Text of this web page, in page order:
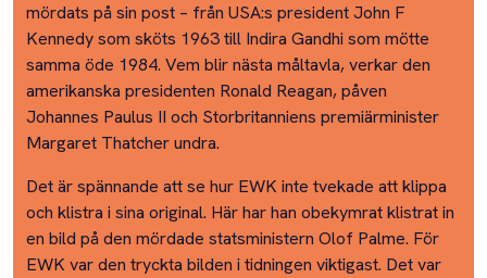
mördats på sin post – från USA:s president John F
Kennedy som sköts 1963 till Indira Gandhi som mötte
samma öde 1984. Vem blir nästa måltavla, verkar den
amerikanska presidenten Ronald Reagan, påven
Johannes Paulus II och Storbritanniens premiärminister
Margaret Thatcher undra.
Det är spännande att se hur EWK inte tvekade att klippa
och klistra i sina original. Här har han obekymrat klistrat in
en bild på den mördade statsministern Olof Palme. För
EWK var den tryckta bilden i tidningen viktigast. Det var